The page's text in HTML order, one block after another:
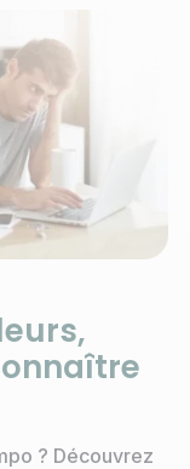
? Découvrez